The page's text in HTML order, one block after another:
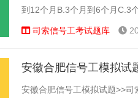
到12个月B.3个月到6个月C.3
P257。诚信行为记录由各省.自
司索信号工考试题库
安徽合肥信号工模拟试
安徽合肥信号工模拟试题>>